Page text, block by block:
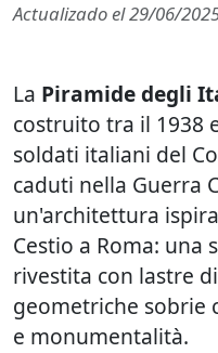
Actualizado el29/06/
La Piramide degli
costruito tra il 1938
soldati italiani del
caduti nella Guerra
un'architettura
Cestio a Roma:
rivestita con lastre
geometriche sobrie
e monumentalità.